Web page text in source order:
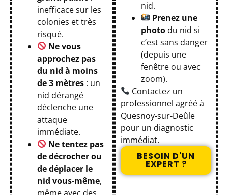
inefficace sur les
colonies et très
risqué.
Ne vous
approchez pas
du nid à moins
de 3 mètres : un
nid dérangé
déclenche une
attaque
immédiate.
Ne tentez pas
de décrocher ou
de déplacer le
nid vous-même,
nid.
Prenez une
photo du nid si
c’est sans danger
(depuis une
fenêtre ou avec
zoom).
Contactez un
professionnel agréé à
Quesnoy-sur-Deûle
pour un diagnostic
immédiat.
BESOIN D'UN
EXPERT ?